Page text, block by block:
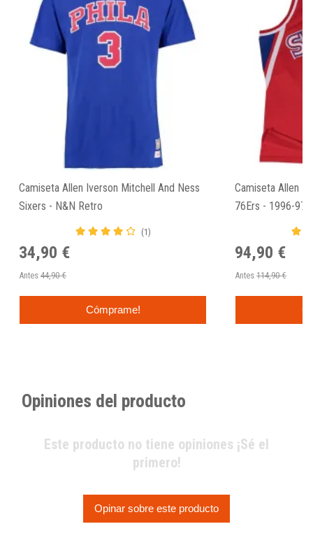
Camiseta Allen Iverson Mitchell And Ness
Sixers - N&N Retro
(1)
34,90 €
Antes 44,90 €
Cómprame!
Camiseta Allen
76Ers - 1996-97
94,90 €
Antes 114,90 €
Opiniones del producto
Este producto no tiene opiniones ¡Sé el
primero!
Opinar sobre este producto